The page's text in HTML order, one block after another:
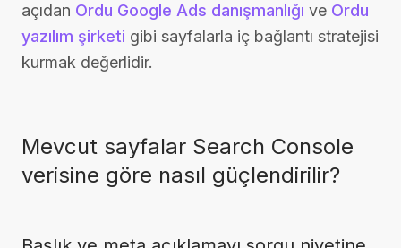
açıdan Ordu Google Ads danışmanlığı ve Ordu
yazılım şirketi gibi sayfalarla iç bağlantı stratejisi
kurmak değerlidir.
Mevcut sayfalar Search Console
verisine göre nasıl güçlendirilir?